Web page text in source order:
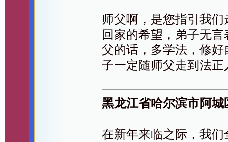
师父啊，是您指引我
回家的希望，弟子无
父的话，多学法，修
子一定随师父走到法
黑龙江省哈尔滨市阿
在新年来临之际，我